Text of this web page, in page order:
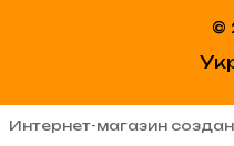
©
Интернет-магазин